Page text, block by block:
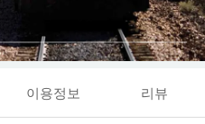
이용정보 리뷰